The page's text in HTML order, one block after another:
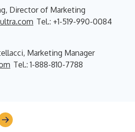
Director of Marketing
Tel.: +1-519-990-0084
Marketing Manager
Tel.: 1-888-810-7788